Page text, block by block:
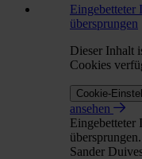
Eingebetteter
übersprungen
Dieser Inhalt
Cookies
Cookie-
ansehen
Eingebetteter
übersprungen.
Sander